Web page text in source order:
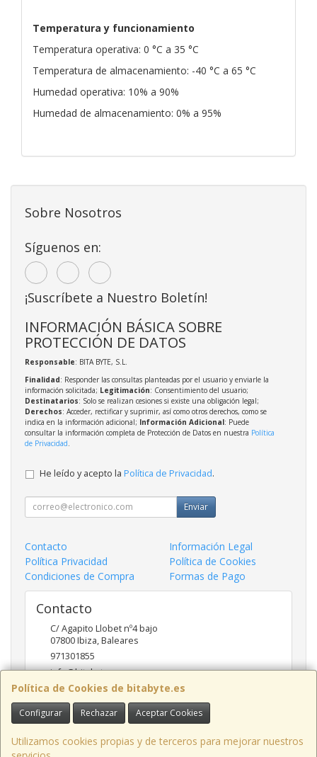
Temperatura y funcionamiento
Temperatura operativa: 0 °C a 35 °C
Temperatura de almacenamiento: -40 °C a 65 °C
Humedad operativa: 10% a 90%
Humedad de almacenamiento: 0% a 95%
Política de Cookies de bitabyte.es
Configurar Rechazar Aceptar Cookies
Utilizamos cookies propias y de terceros para mejorar nuestros
Sobre Nosotros
Síguenos en:
¡Suscríbete a Nuestro Boletín!
INFORMACIÓN BÁSICA SOBRE
PROTECCIÓN DE DATOS
Responsable: BITA BYTE, S.L.
Finalidad: Responder las consultas planteadas por el usuario y enviarle la
información solicitada; Legitimación: Consentimiento del usuario;
Destinatarios: Solo se realizan cesiones si existe una obligación legal;
Derechos: Acceder, rectificar y suprimir, así como otros derechos, como se
indica en la información adicional; Información Adicional: Puede
consultar la información completa de Protección de Datos en nuestra Política
de Privacidad
He leído y acepto la Política de Privacidad.
Enviar
Contacto
Información Legal
Política Privacidad
Política de Cookies
Condiciones de Compra
Formas de Pago
Contacto
C/ Agapito Llobet nº4 bajo
07800Ibiza,Baleares
971301855
info@bitabyte.es
Horario
10:00 - 18:00